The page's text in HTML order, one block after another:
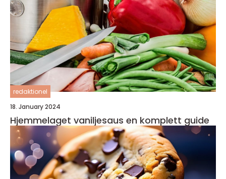
redaktionel
18. January 2024
Hjemmelaget vaniljesaus en komplett guide